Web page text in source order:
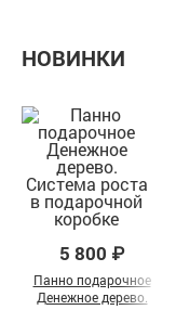
НОВИНКИ
5 800 ₽
Панно подарочное
Денежное дерево.